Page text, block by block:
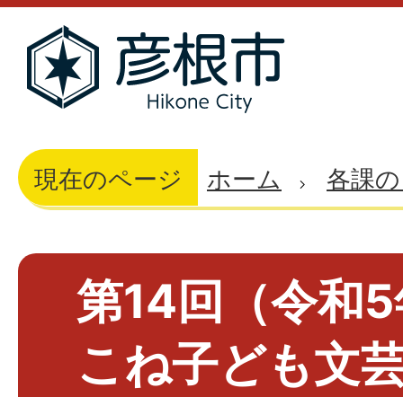
現在のページ ホーム 各課
第14回（令和
こね子ども文